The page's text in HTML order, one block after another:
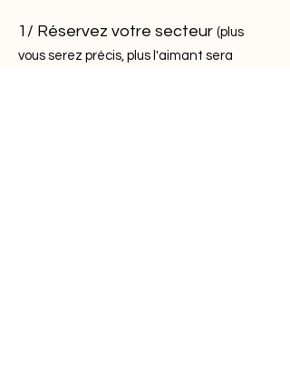
1/ Réservez votre secteur (plus
vous serez précis, plus l'aimant sera